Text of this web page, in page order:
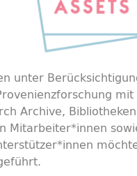
unter
Archive,
Mitarbeiter*innen